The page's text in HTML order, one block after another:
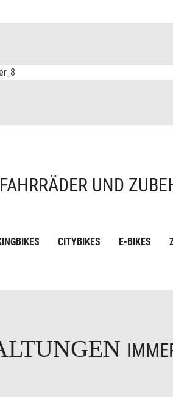
FAHRRÄDER UND
CITYBIKES E-BIKES